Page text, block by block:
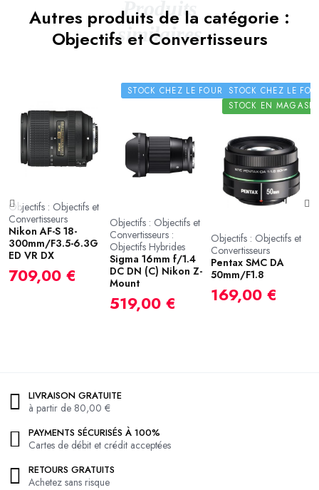
Produits
similaires
Autres produits de la catégorie :
Objectifs et Convertisseurs
Objectifs : Objectifs et
Convertisseurs
Nikon AF-S 18-
300mm/F3.5-6.3G
ED VR DX
709,00 €
STOCK CHEZ LE FOURNISSEUR
Objectifs : Objectifs et
Convertisseurs :
Objectifs Hybrides
Sigma 16mm f/1.4
DC DN (C) Nikon Z-
Mount
519,00 €
STOCK CHEZ LE
STOCK EN MAGASIN
Objectifs : Objectifs et
Convertisseurs
Pentax SMC DA
50mm/F1.8
169,00 €
LIVRAISON GRATUITE
à partir de 80,00 €
PAYMENTS SÉCURISÉS À 100%
Cartes de débit et crédit acceptées
RETOURS GRATUITS
Achetez sans risque